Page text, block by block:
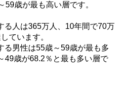
59歳が最も高い層です。
る人は365万人、 10年間で70万
ています。
る男性は55歳～59歳が最も多
49歳が68.2 ％と最も多い層で